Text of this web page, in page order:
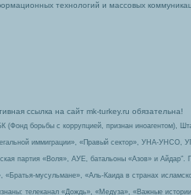
технологий и массовых
ссылка на сайт mk-turkey.ru обязательна!
(Фонд борьбы с коррупцией, признан иноагентом),
иммиграции», «Правый сектор», УНА-
партия «Воля», АУЕ, батальоны «Азов» и
мусульмане», «Аль-Каида в странах
телеканал «Дождь», «Медуза», «Важные